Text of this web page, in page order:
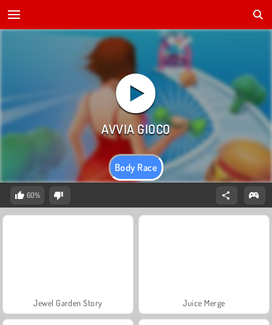
Body Race
60%
Jewel Garden Story Juice Merge